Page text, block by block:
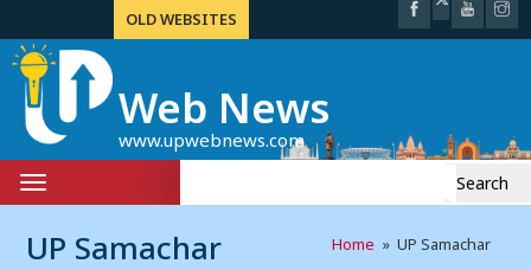
OLD WEBSITES
Web News
www.upwebnews.com
Toggle
navigation
UP Samachar Home » UP Samachar